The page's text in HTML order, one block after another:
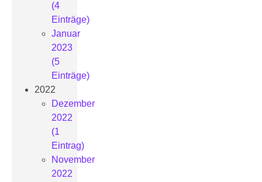
(4
Einträge)
Januar
2023
(5
Einträge)
2022
Dezember
2022
(1
Eintrag)
November
2022